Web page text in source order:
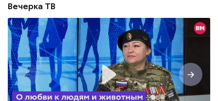
Вечерка ТВ